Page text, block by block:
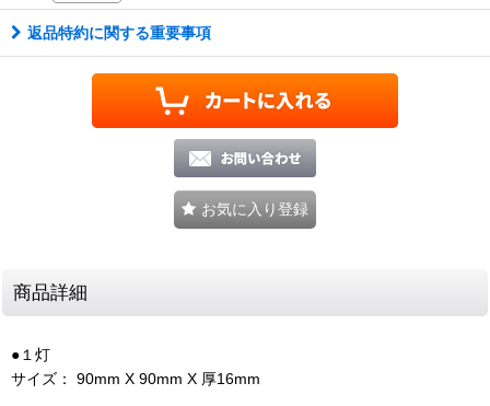
返品特約に関する重要事項
お気に入り登録
商品詳細
●１灯
サイズ： 90mm X 90mm X 厚16mm